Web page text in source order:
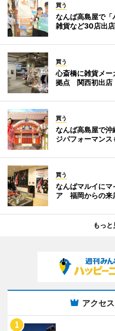
買う
なんば高島屋で
雑貨など30店出店
買う
心斎橋に雑貨メー
拠点 関西初出店
買う
なんば高島屋で
ジパフォーマンス
買う
なんばマルイにマ
ア 福岡からの来
もっと
アクセ